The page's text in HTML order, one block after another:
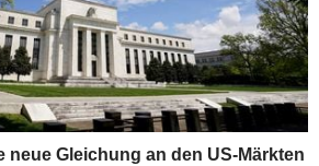
neue Gleichung an den US-Märkten